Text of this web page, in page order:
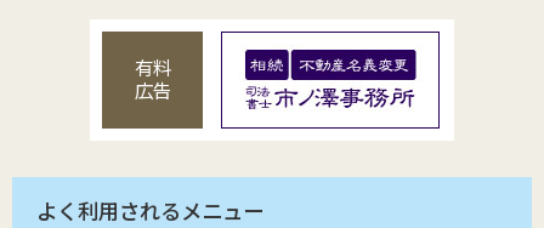
有料
広告
よく利用されるメニュー